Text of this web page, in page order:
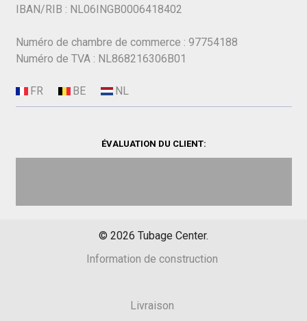
IBAN/RIB : NL06INGB0006418402
Numéro de chambre de commerce : 97754188
Numéro de TVA : NL868216306B01
ÉVALUATION DU CLIENT:
© 2026 Tubage Center.
Information de construction
Livraison